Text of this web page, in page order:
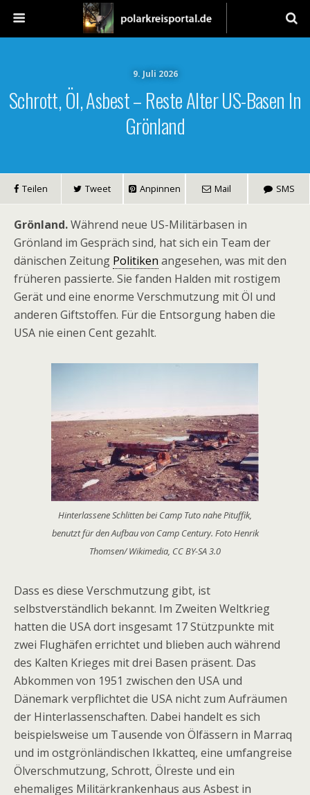
9. Juli 2026
Schrott, Öl, Asbest – Reste Alter US-Basen In
Grönland
Teilen Tweet Anpinnen Mail SMS
Grönland.Während neue US-Militärbasen in
Grönland im Gespräch sind, hat sich ein Team der
dänischen Zeitung Politiken angesehen, was mit den
früheren passierte. Sie fanden Halden mit rostigem
Gerät und eine enorme Verschmutzung mit Öl und
anderen Giftstoffen. Für die Entsorgung haben die
USA nie einen Cent gezahlt.
Hinterlassene Schlitten bei Camp Tuto nahe Pituffik,
benutzt für den Aufbau von Camp Century. Foto Henrik
Thomsen/ Wikimedia, CC BY-SA 3.0
Dass es diese Verschmutzung gibt, ist
selbstverständlich bekannt. Im Zweiten Weltkrieg
hatten die USA dort insgesamt 17 Stützpunkte mit
zwei Flughäfen errichtet und blieben auch während
des Kalten Krieges mit drei Basen präsent. Das
Abkommen von 1951 zwischen den USA und
Dänemark verpflichtet die USA nicht zum Aufräumen
der Hinterlassenschaften. Dabei handelt es sich
beispielsweise um Tausende von Ölfässern in Marraq
und im ostgrönländischen Ikkatteq, eine umfangreise
Ölverschmutzung, Schrott, Ölreste und ein
ehemaliges Militärkrankenhaus aus Asbest in